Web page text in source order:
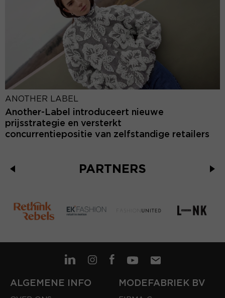
ANOTHER LABEL
Another-Label introduceert nieuwe
prijsstrategie en versterkt
concurrentiepositie van zelfstandige retailers
PARTNERS
ALGEMENE INFO MODEFABRIEK BV